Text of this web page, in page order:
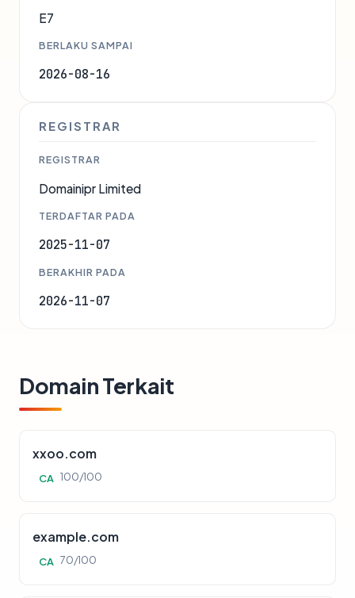
E7
BERLAKU SAMPAI
2026-08-16
REGISTRAR
REGISTRAR
Domainipr Limited
TERDAFTAR PADA
2025-11-07
BERAKHIR PADA
2026-11-07
Domain Terkait
xxoo.com
CA 100/100
example.com
CA 70/100